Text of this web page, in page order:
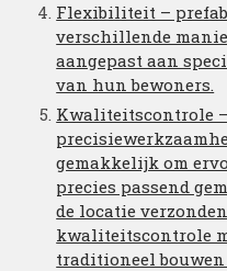
Flexibiliteit –
verschillende
aangepast aan
van hun bewoners.
Kwaliteitscontrole
gemakkelijk om
precies passend
de locatie
kwaliteitscontrole
traditioneel bouwen